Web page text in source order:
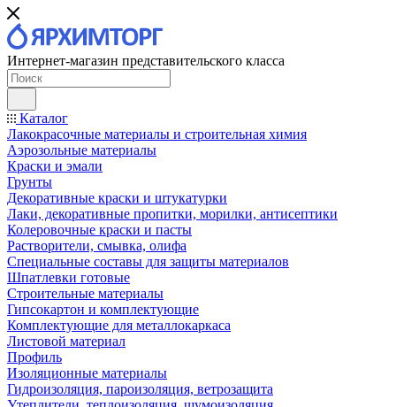
Интернет-магазин представительского класса
Каталог
Лакокрасочные материалы и строительная химия
Аэрозольные материалы
Краски и эмали
Грунты
Декоративные краски и штукатурки
Лаки, декоративные пропитки, морилки, антисептики
Колеровочные краски и пасты
Растворители, смывка, олифа
Специальные составы для защиты материалов
Шпатлевки готовые
Строительные материалы
Гипсокартон и комплектующие
Комплектующие для металлокаркаса
Листовой материал
Профиль
Изоляционные материалы
Гидроизоляция, пароизоляция, ветрозащита